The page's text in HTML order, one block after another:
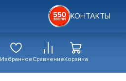
КОНТАКТЫ
ИзбранноеСравнениеКорзина